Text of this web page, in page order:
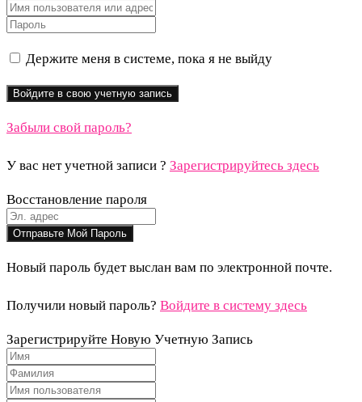
Держите меня в системе, пока я не выйду
Забыли свой пароль?
У вас нет учетной записи ? Зарегистрируйтесь здесь
Восстановление пароля
Новый пароль будет выслан вам по электронной почте.
Получили новый пароль? Войдите в систему здесь
Зарегистрируйте Новую Учетную Запись